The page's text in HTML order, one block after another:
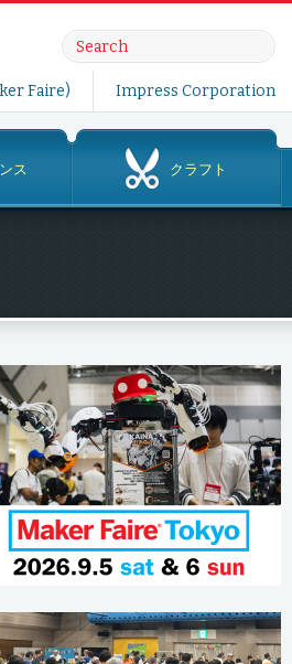
Faire) Impress Corporation
ス クラフト